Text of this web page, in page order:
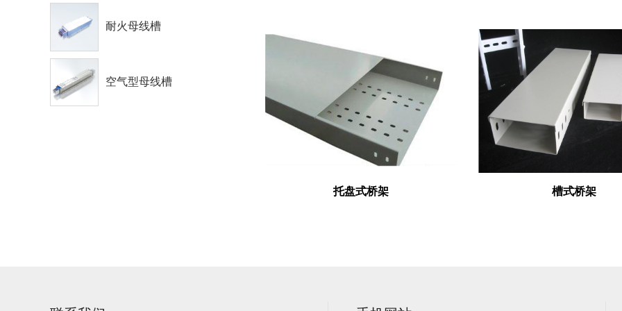
耐火母线槽
空气型母线槽
托盘式桥架 槽式桥架